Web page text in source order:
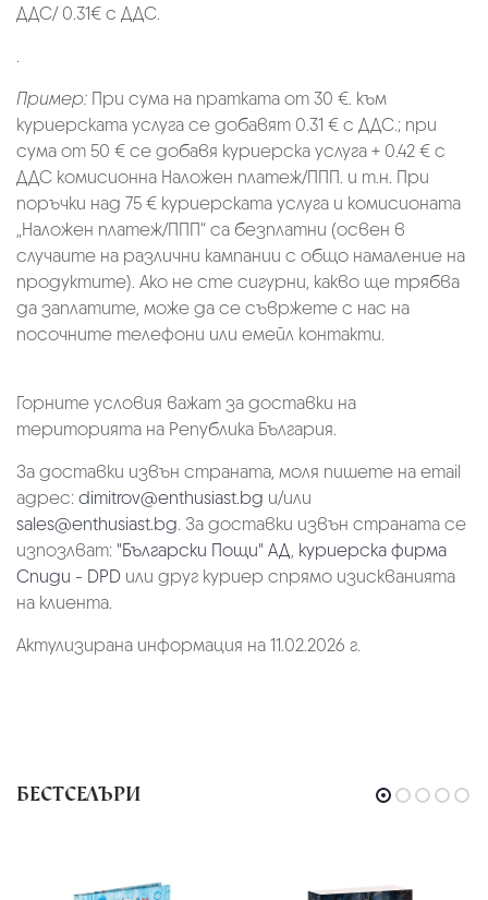
ДДС/ 0.31€ с ДДС.
.
Пример: При сума на пратката от 30 €. към
куриерската услуга се добавят 0.31 € с ДДС.; при
сума от 50 € се добавя куриерска услуга + 0.42 € с
ДДС комисионна Наложен платеж/ППП. и т.н. При
поръчки над 75 € куриерската услуга и комисионата
„Наложен платеж/ППП“ са безплатни (освен в
случаите на различни кампании с общо намаление на
продуктите). Ако не сте сигурни, какво ще трябва
да заплатите, може да се съвржете с нас на
посочните телефони или емейл контакти.
Горните условия важат за доставки на
територията на Република България.
За доставки извън страната, моля пишете на email
адрес: dimitrov@enthusiast.bg и/или
sales@enthusiast.bg. За доставки извън страната се
изпозлват: "Български Пощи" АД, куриерска фирма
Спиди - DPD или друг куриер спрямо изискванията
на клиента.
Актулизирана информация на 11.02.2026 г.
БЕСТСЕЛЪРИ